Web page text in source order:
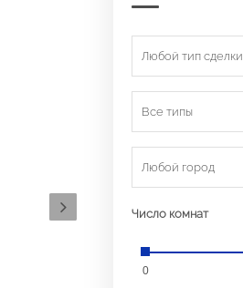
Любой тип сделки
Все типы
Любой город
Число комнат
0